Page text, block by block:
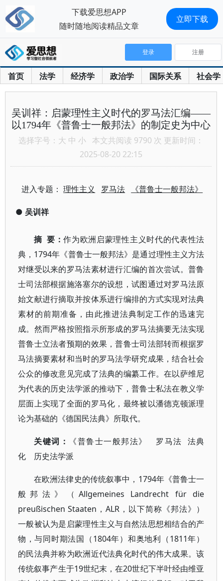
首页 法学 经济学 政治学 国际关系 社会学
登录 注册
吴训祥：启蒙理性主义时代的罗马法汇编——
以1794年《普鲁士一般邦法》的制定史为中心
选择字号： 大 中 小 本文共阅读 9790 次 更新时间：
2025-08-20 22:15
进入专题：理性主义 罗马法 《普鲁士一般邦法》
● 吴训祥
摘要：作为欧洲启蒙理性主义时代的代表性法
典，1794年《普鲁士一般邦法》是通过理性主义方法
对继受以来的罗马法素材进行汇编的首次尝试。普鲁
士司法部根据施洛塞尔的设想，试图通过对罗马法原
始文献进行摘取并按体系进行编排的方式实现对法典
素材的前期准备，由此推进法典制定工作的迅速完
成。然而严格按照指示所形成的罗马法摘要无法实现
普鲁士立法者预期的效果，普鲁士司法部转而根据罗
马法摘要素材和当时的罗马法学研究成果，结合社会
公众的修改意见完成了法典的编纂工作。在以萨维尼
为代表的历史法学派的推动下，普鲁士私法在教义学
层面上实现了全面的罗马化，最终被以潘德克顿派理
论为基础的《德国民法典》所取代。
关键词：
《普鲁士一般邦法》 罗马法 法典
化 历史法学派
在欧洲法律史的传统叙事中，1794年《普鲁士一
般邦法》（Allgemeines Landrecht für die
preußischen Staaten，ALR，以下简称《邦法》）
一般被认为是启蒙理性主义与自然法思想相结合的产
物，与同时期法国（1804年）和奥地利（1811年）
的民法典并称为欧洲近代法典化时代的伟大成果。该
传统叙事产生于19世纪末，在20世纪下半叶经由维亚
下载爱思想APP
随时随地阅读精品文章
立即下载